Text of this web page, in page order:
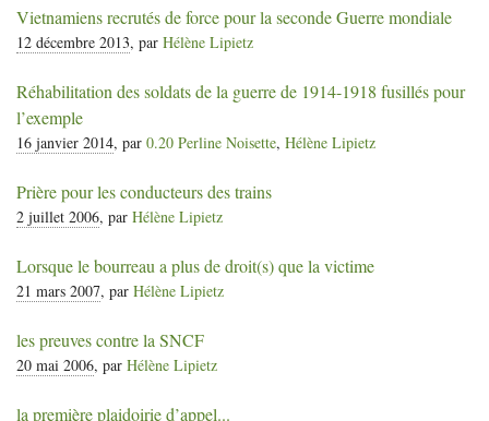
Vietnamiens recrutés de force pour la seconde Guerre mondiale
12 décembre 2013, par Hélène Lipietz
Réhabilitation des soldats de la guerre de 1914-1918 fusillés pour
l’exemple
16 janvier 2014, par 0.20 Perline Noisette, Hélène Lipietz
Prière pour les conducteurs des trains
2 juillet 2006, par Hélène Lipietz
Lorsque le bourreau a plus de droit(s) que la victime
21 mars 2007, par Hélène Lipietz
les preuves contre la SNCF
20 mai 2006, par Hélène Lipietz
la première plaidoirie d’appel...